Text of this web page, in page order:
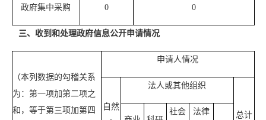
政府集中采购 0 0
三、收到和处理政府信息公开申请情况
（本列数据的勾稽关系
为：第一项加第二项之
和，等于第三项加第四
申请人情况
自然
法人或其他组织
总计
社会
法律